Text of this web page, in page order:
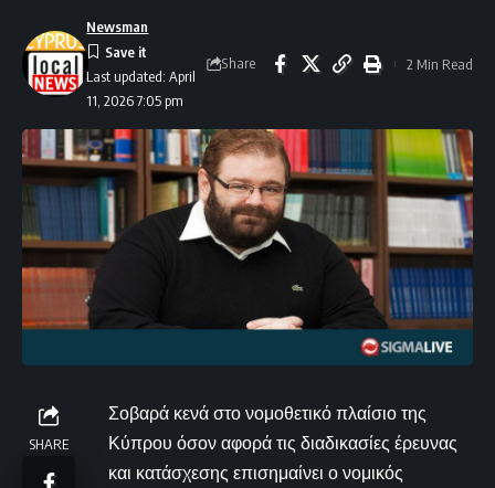
Last updated: April
11, 2026 7:05 pm
Newsman
Share 2 Min Read
SHARE
Σοβαρά κενά στο νομοθετικό πλαίσιο της
Κύπρου όσον αφορά τις διαδικασίες έρευνας
και κατάσχεσης επισημαίνει ο νομικός